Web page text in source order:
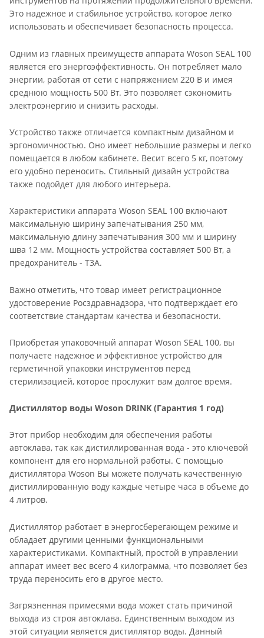
Это надежное и стабильное устройство, которое легко
использовать и обеспечивает безопасность процесса.
Одним из главных преимуществ аппарата Woson SEAL 100
является его энергоэффективность. Он потребляет мало
энергии, работая от сети с напряжением 220 В и имея
среднюю мощность 500 Вт. Это позволяет сэкономить
электроэнергию и снизить расходы.
Устройство также отличается компактным дизайном и
эргономичностью. Оно имеет небольшие размеры и легко
помещается в любом кабинете. Весит всего 5 кг, поэтому
его удобно переносить. Стильный дизайн устройства
также подойдет для любого интерьера.
Характеристики аппарата Woson SEAL 100 включают
максимальную ширину запечатывания 250 мм,
максимальную длину запечатывания 300 мм и ширину
шва 12 мм. Мощность устройства составляет 500 Вт, а
предохранитель - T3A.
Важно отметить, что товар имеет регистрационное
удостоверение Росздравнадзора, что подтверждает его
соответствие стандартам качества и безопасности.
Приобретая упаковочный аппарат Woson SEAL 100, вы
получаете надежное и эффективное устройство для
герметичной упаковки инструментов перед
стерилизацией, которое прослужит вам долгое время.
Дистиллятор воды Woson DRINK (Гарантия 1 год)
Этот прибор необходим для обеспечения работы
автоклава, так как дистиллированная вода - это ключевой
компонент для его нормальной работы. С помощью
дистиллятора Woson Вы можете получать качественную
дистиллированную воду каждые четыре часа в объеме до
4 литров.
Дистиллятор работает в энергосберегающем режиме и
обладает другими ценными функциональными
характеристиками. Компактный, простой в управлении
аппарат имеет вес всего 4 килограмма, что позволяет без
труда переносить его в другое место.
Загрязненная примесями вода может стать причиной
выхода из строя автоклава. Единственным выходом из
этой ситуации является дистиллятор воды. Данный